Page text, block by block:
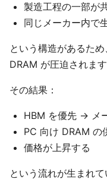
製造工程の一部が
同じメーカー内で
という構造があるた
DRAM が圧迫されます
その結果：
HBM を優先 → メ
PC 向け DRAM の
価格が上昇する
という流れが生まれて